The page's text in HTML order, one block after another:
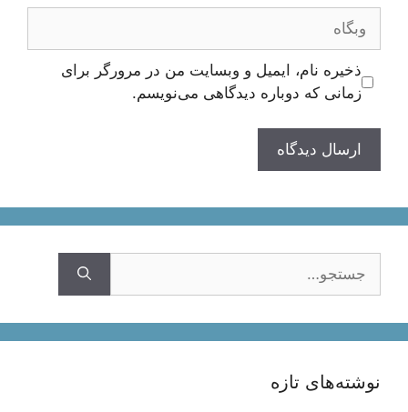
وبگاه
ذخیره نام، ایمیل و وبسایت من در مرورگر برای
زمانی که دوباره دیدگاهی می‌نویسم.
نوشته‌های تازه